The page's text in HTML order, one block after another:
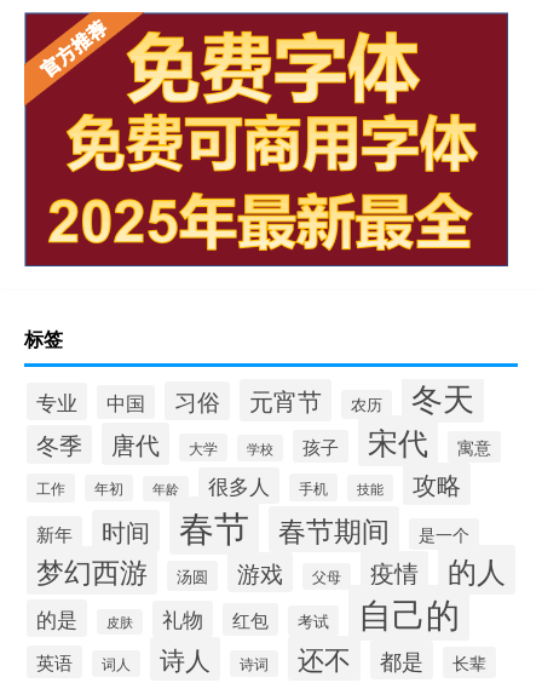
标签
专业 中国 习俗 元宵节 农历 冬天
冬季 唐代 大学 学校 孩子 宋代 寓意
工作 年初 年龄 很多人 手机 技能 攻略
新年 时间 春节 春节期间 是一个
梦幻西游 汤圆 游戏 父母 疫情 的人
的是 皮肤 礼物 红包 考试 自己的
英语 词人 诗人 诗词 还不 都是 长辈